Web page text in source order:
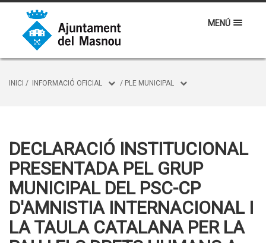
MENÚ
INICI / INFORMACIÓ OFICIAL / PLE MUNICIPAL
DECLARACIÓ INSTITUCIONAL
PRESENTADA PEL GRUP
MUNICIPAL DEL PSC-CP
D'AMNISTIA INTERNACIONAL I
LA TAULA CATALANA PER LA